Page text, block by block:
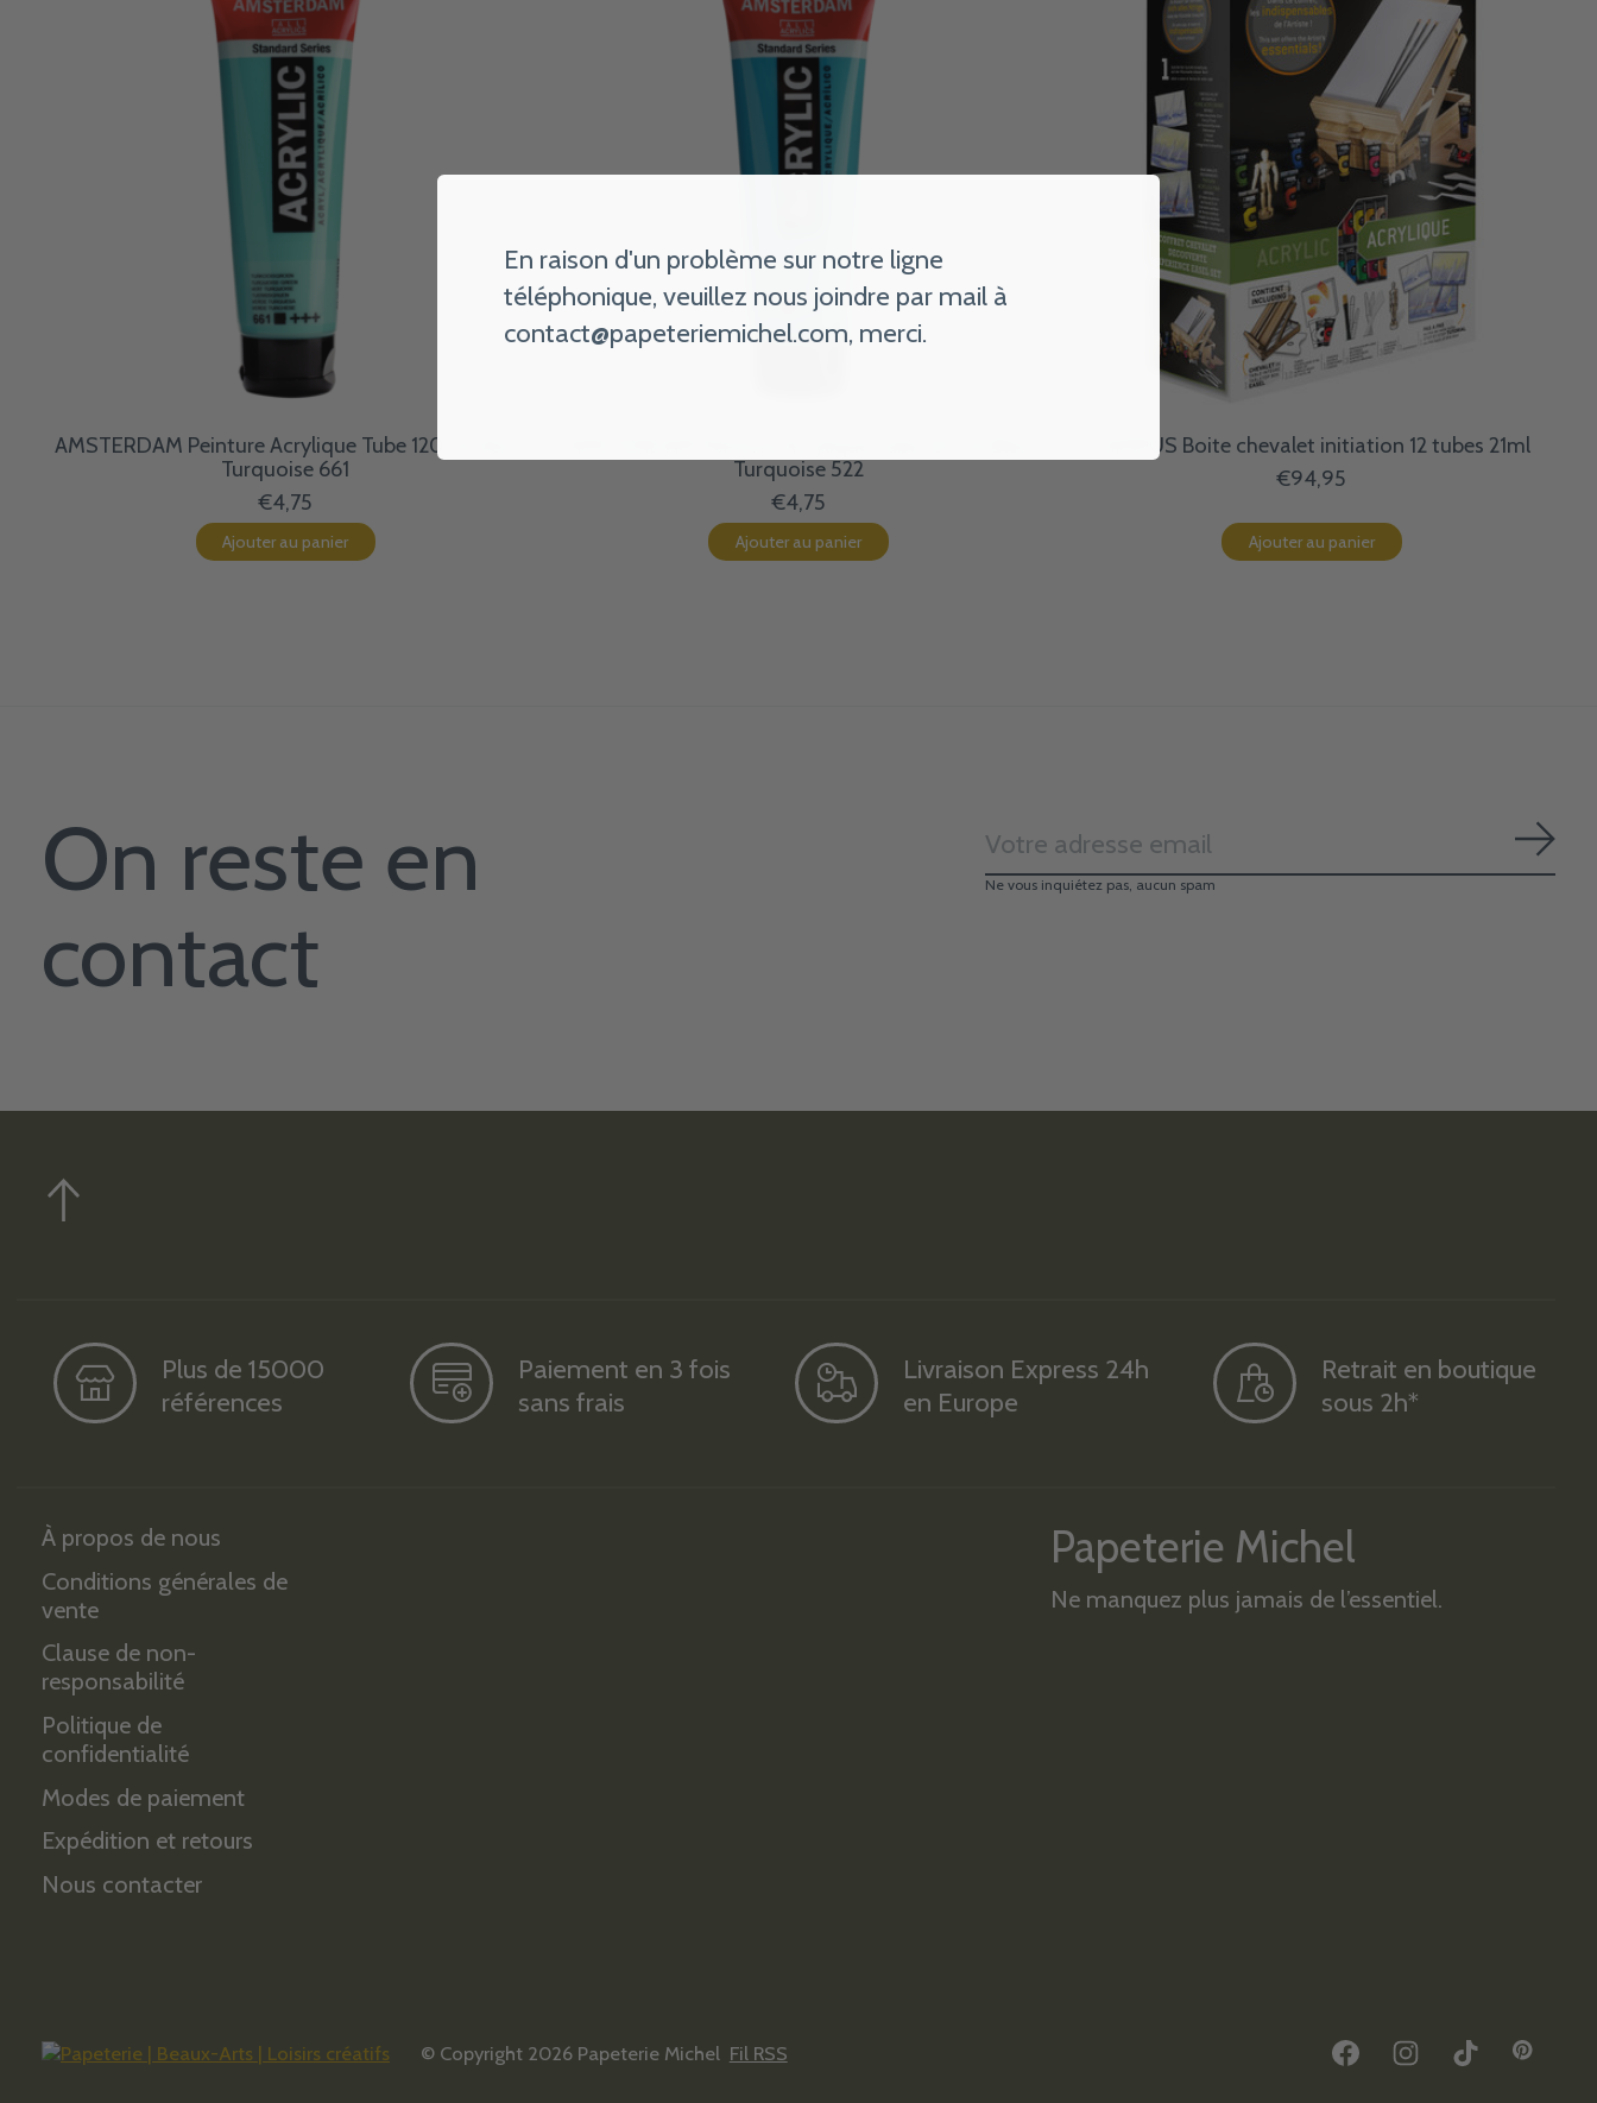
AMSTERDAM Peinture Acrylique Tube 120 ml Vert
Turquoise 661
€4,75
Ajouter au panier
Turquoise 522
€4,75
Ajouter au panier
CAMPUS Boite chevalet initiation 12 tubes 21ml
€94,95
Ajouter au panier
On reste en
contact
Ne vous inquiétez pas, aucun spam
Plus de 15000
références
Paiement en 3 fois
sans frais
Livraison Express 24h
en Europe
Retrait en boutique
sous 2h*
À propos de nous
Conditions générales de
vente
Clause de non-
responsabilité
Politique de
confidentialité
Modes de paiement
Expédition et retours
Nous contacter
Papeterie Michel
Ne manquez plus jamais de l’essentiel.
© Copyright 2026 Papeterie Michel Fil RSS
En raison d'un problème sur notre ligne
téléphonique, veuillez nous joindre par mail à
contact@papeteriemichel.com, merci.